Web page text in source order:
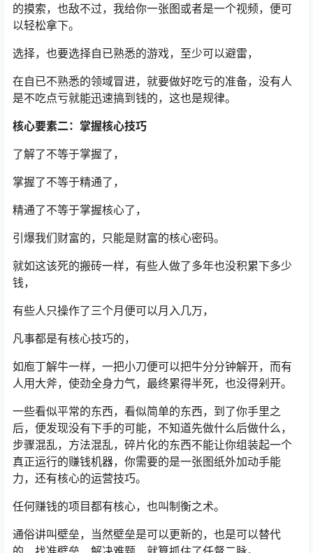
的摸索，也敌不过，我给你一张图或者是一个视频，便可
以轻松拿下。
选择，也要选择自已熟悉的游戏，至少可以避雷，
在自已不熟悉的领域冒进，就要做好吃亏的准备，没有人
是不吃点亏就能迅速搞到钱的，这也是规律。
核心要素二：掌握核心技巧
了解了不等于掌握了，
掌握了不等于精通了，
精通了不等于掌握核心了，
引爆我们财富的，只能是财富的核心密码。
就如这该死的搬砖一样，有些人做了多年也没积累下多少
钱，
有些人只操作了三个月便可以月入几万，
凡事都是有核心技巧的，
如庖丁解牛一样，一把小刀便可以把牛分分钟解开，而有
人用大斧，使劲全身力气，最终累得半死，也没得剁开。
一些看似平常的东西，看似简单的东西，到了你手里之
后，便发现没有下手的可能，不知道先做什么后做什么，
步骤混乱，方法混乱，碎片化的东西不能让你组装起一个
真正运行的赚钱机器，你需要的是一张图纸外加动手能
力，还有核心的运营技巧。
任何赚钱的项目都有核心，也叫制衡之术。
通俗讲叫壁垒，当然壁垒是可以更新的，也是可以替代